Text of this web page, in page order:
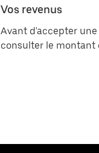
Vos revenus
Avant d'accepter
consulter le montant